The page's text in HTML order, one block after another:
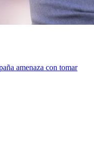
amenaza con tomar